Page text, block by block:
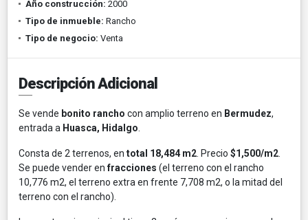
Año construcción: 2000
Tipo de inmueble: Rancho
Tipo de negocio: Venta
Descripción Adicional
Se vende bonito rancho con amplio terreno en Bermudez,
entrada a Huasca, Hidalgo
Consta de 2 terrenos, en total 18,484 m2 . Precio $1,500/m2
Se puede vender enfracciones (el terreno con el rancho
10,776 m2, el terreno extra en frente 7,708 m2, o la mitad del
terreno con el rancho).